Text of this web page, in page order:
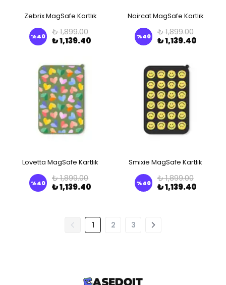
Zebrix MagSafe Kartlık
%40
₺ 1,899.00
₺ 1,139.40
Noircat MagSafe Kartlık
%40
₺ 1,899.00
₺ 1,139.40
Lovetta MagSafe Kartlık
%40
₺ 1,899.00
₺ 1,139.40
Smixie MagSafe Kartlık
%40
₺ 1,899.00
₺ 1,139.40
1 2 3